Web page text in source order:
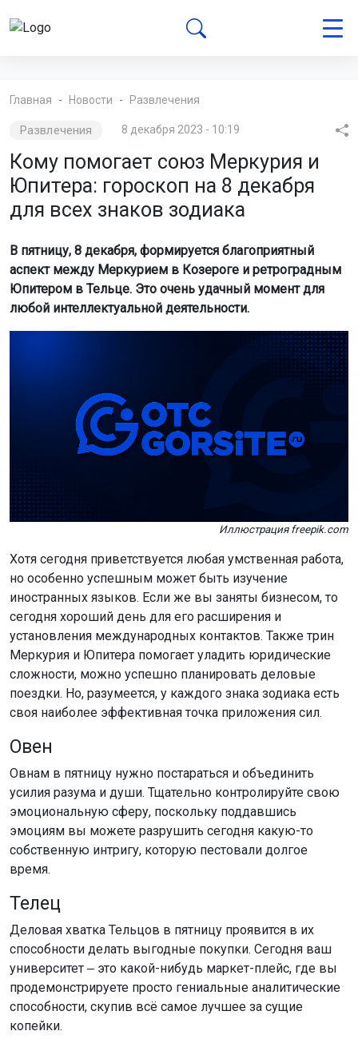
Главная Новости Развлечения
Развлечения 8 декабря 2023 - 10:19
Кому помогает союз Меркурия и
Юпитера: гороскоп на 8 декабря
для всех знаков зодиака
В пятницу, 8 декабря, формируется благоприятный
аспект между Меркурием в Козероге и ретроградным
Юпитером в Тельце. Это очень удачный момент для
любой интеллектуальной деятельности.
Иллюстрация freepik.com
Хотя сегодня приветствуется любая умственная работа,
но особенно успешным может быть изучение
иностранных языков. Если же вы заняты бизнесом, то
сегодня хороший день для его расширения и
установления международных контактов. Также трин
Меркурия и Юпитера помогает уладить юридические
сложности, можно успешно планировать деловые
поездки. Но, разумеется, у каждого знака зодиака есть
своя наиболее эффективная точка приложения сил.
Овен
Овнам в пятницу нужно постараться и объединить
усилия разума и души. Тщательно контролируйте свою
эмоциональную сферу, поскольку поддавшись
эмоциям вы можете разрушить сегодня какую-то
собственную интригу, которую пестовали долгое
время.
Телец
Деловая хватка Тельцов в пятницу проявится в их
способности делать выгодные покупки. Сегодня ваш
университет ‒ это какой-нибудь маркет-плейс, где вы
продемонстрируете просто гениальные аналитические
способности, скупив всё самое лучшее за сущие
копейки.